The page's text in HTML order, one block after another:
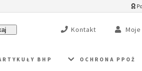
Kontakt
BHP OCHRONA PPOŻ